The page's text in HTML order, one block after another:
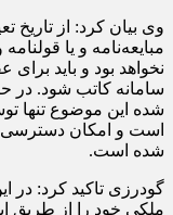
وی بیان کرد: از تاریخ
مبایعه‌نامه و یا
نخواهد بود و باید
سامانه کاتب شود. در
شده این موضوع تنها
است و امکان دسترسی
شده است.
گودرزی تاکید کرد: در
ملکی خود را از طریق